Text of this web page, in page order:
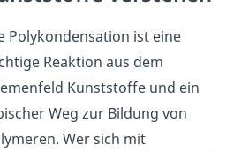
Polykondensation ist eine
Reaktion aus dem
Kunststoffe und ein
Weg zur Bildung von
Wer sich mit